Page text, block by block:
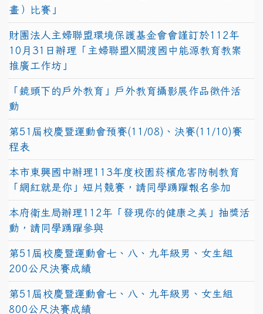
畫）比賽」
財團法人主婦聯盟環境保護基金會會謹訂於112年
10月31日辦理「主婦聯盟X關渡國中能源教育教案
推廣工作坊」
「鏡頭下的戶外教育」戶外教育攝影展作品徵件活
動
第51屆校慶暨運動會預賽(11/08)、決賽(11/10)賽
程表
本市東興國中辦理113年度校園菸檳危害防制教育
「網紅就是你」短片競賽，請同學踴躍報名參加
本府衛生局辦理112年「發現你的健康之美」抽獎活
動，請同學踴躍參與
第51屆校慶暨運動會七、八、九年級男、女生組
200公尺決賽成績
第51屆校慶暨運動會七、八、九年級男、女生組
800公尺決賽成績